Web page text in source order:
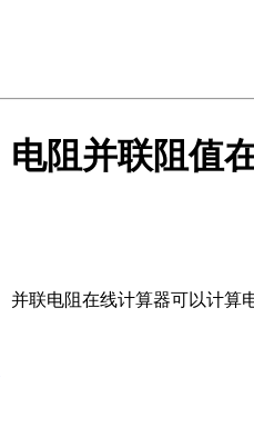
电阻并联阻值
并联电阻在线计算器可以计算